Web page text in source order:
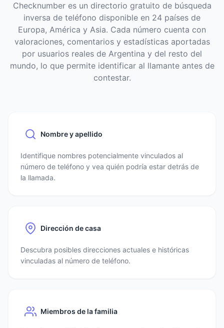
Checknumber es un directorio gratuito de búsqueda
inversa de teléfono disponible en 24 países de
Europa, América y Asia. Cada número cuenta con
valoraciones, comentarios y estadísticas aportadas
por usuarios reales de Argentina y del resto del
mundo, lo que permite identificar al llamante antes de
contestar.
Nombre y apellido
Identifique nombres potencialmente vinculados al
número de teléfono y vea quién podría estar detrás de
la llamada.
Dirección de casa
Descubra posibles direcciones actuales e históricas
vinculadas al número de teléfono.
Miembros de la familia